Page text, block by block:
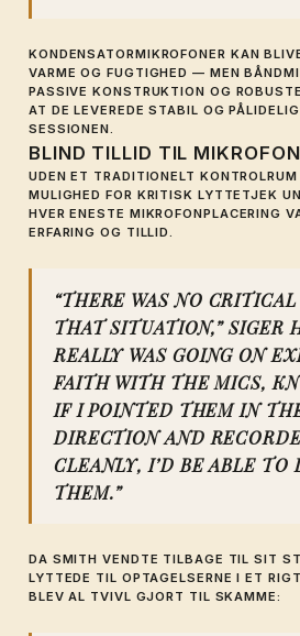
KONDENSATORMIKROFONER KAN
VARME OG FUGTIGHED — MEN
PASSIVE KONSTRUKTION OG
AT DE LEVEREDE STABIL OG
SESSIONEN.
BLIND TILLID TIL
UDEN ET TRADITIONELT
MULIGHED FOR KRITISK LYTTETJEK
HVER ENESTE MIKROFONPLACERING
ERFARING OG TILLID.
“THERE WAS NO
THAT SITUATION,” SIGER
REALLY WAS GOING ON
FAITH WITH THE MICS,
IF I POINTED THEM IN
DIRECTION AND
CLEANLY, I’D BE ABLE
THEM.”
DA SMITH VENDTE TILBAGE TIL SIT
LYTTEDE TIL OPTAGELSERNE I ET
BLEV AL TVIVL GJORT TIL SKAMME: